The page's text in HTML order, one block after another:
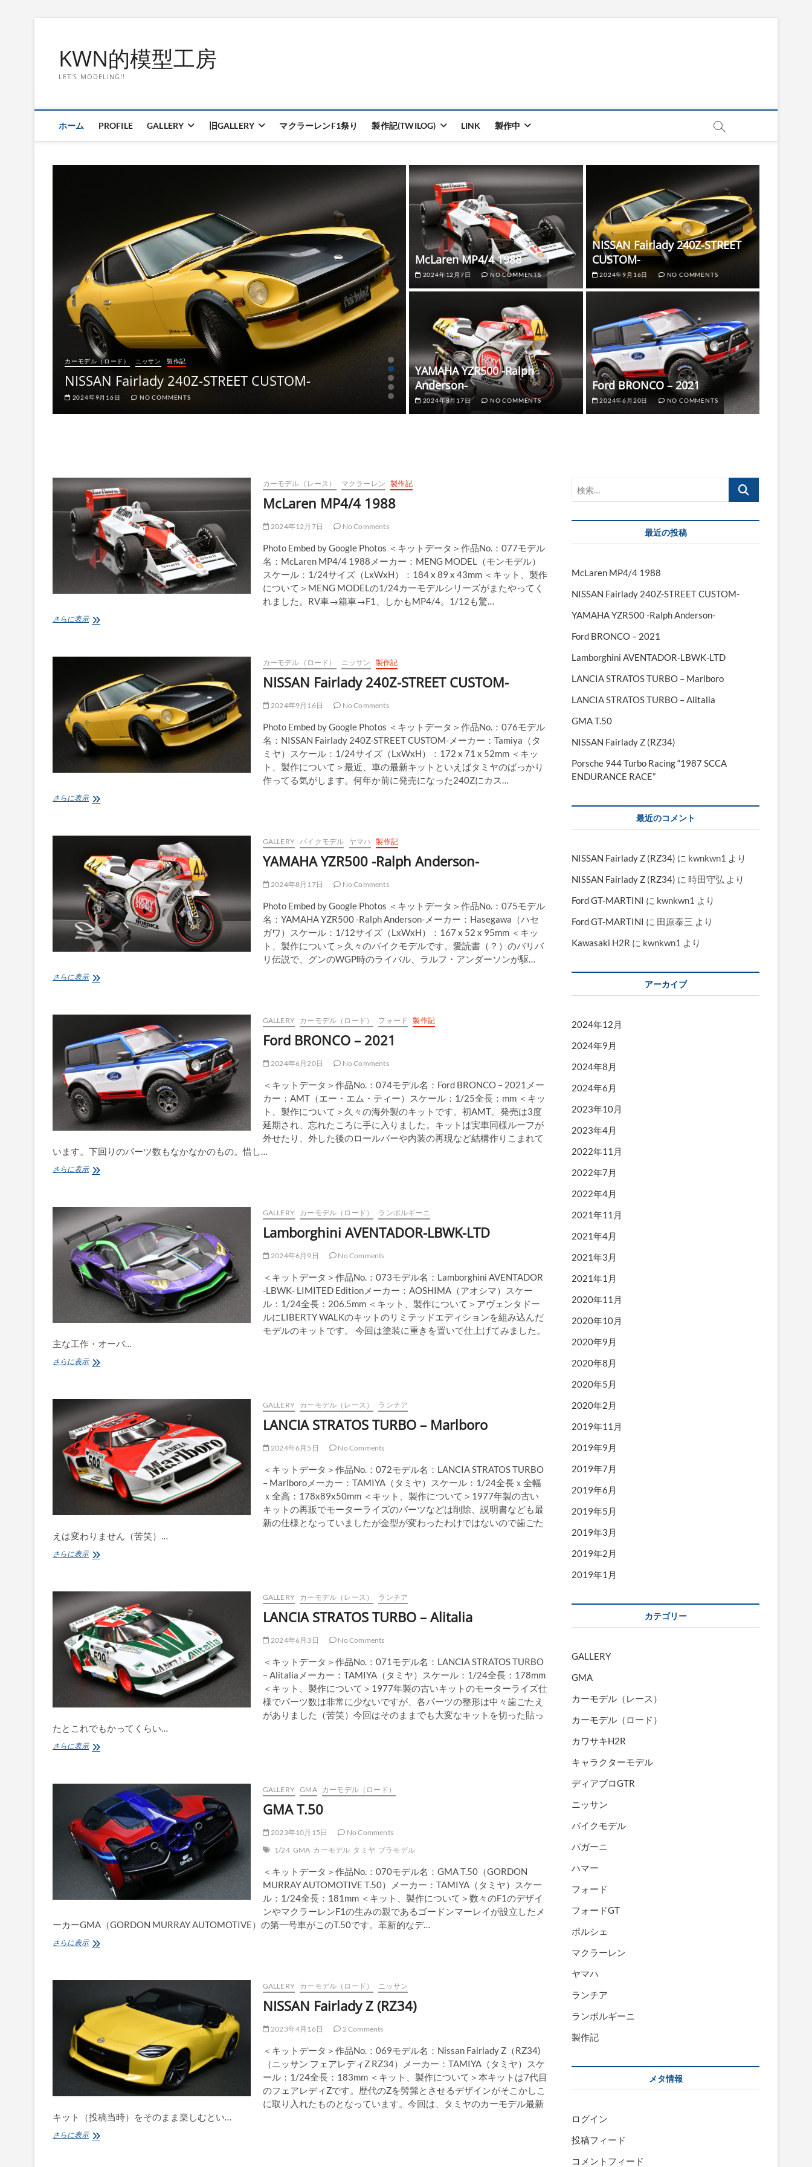
contentKWN的模型工房
LET'S MODELING!!
ホーム PROFILE GALLERY 旧GALLERY マクラーレンF1祭り 製作記(TWILOG) LINK 製作中
カーモデル（ロード） ニッサン 製作記
NISSAN Fairlady 240Z-STREET CUSTOM-
2024年9月16日 NO COMMENTS
GALLERY バイクモデル ヤマハ 製作記
YAMAHA YZR500 -Ralph Anderson-
2024年8月17日 NO COMMENTS
McLaren MP4/4 1988
2024年12月7日 NO COMMENTS
NISSAN Fairlady 240Z-STREET
CUSTOM-
2024年9月16日 NO COMMENTS
YAMAHA YZR500 -Ralph
Anderson-
2024年8月17日 NO COMMENTS
Ford BRONCO – 2021
2024年6月20日 NO COMMENTS
カーモデル（レース） マクラーレン 製作記
McLaren MP4/4 1988
2024年12月7日 No Comments
Photo Embed by Google Photos ＜キットデータ＞作品No.：077モデル
名：McLaren MP4/4 1988メーカー：MENG MODEL（モンモデル）
スケール：1/24サイズ（LxWxH）：184 x 89 x 43mm ＜キット、製作
について＞MENG MODELの1/24カーモデルシリーズがまたやってく
れました。RV車→箱車→F1、しかもMP4/4。1/12も驚…
さらに表示McLaren
カーモデル（ロード） ニッサン 製作記
NISSAN Fairlady 240Z-STREET CUSTOM-
2024年9月16日 No Comments
Photo Embed by Google Photos ＜キットデータ＞作品No.：076モデル
名：NISSAN Fairlady 240Z-STREET CUSTOM-メーカー：Tamiya（タ
ミヤ）スケール：1/24サイズ（LxWxH）：172 x 71 x 52mm ＜キッ
ト、製作について＞最近、車の最新キットといえばタミヤのばっかり
作ってる気がします。何年か前に発売になった240Zにカス…
さらに表示NISSAN
GALLERY バイクモデル ヤマハ 製作記
YAMAHA YZR500 -Ralph Anderson-
2024年8月17日 No Comments
Photo Embed by Google Photos ＜キットデータ＞作品No.：075モデル
名：YAMAHA YZR500 -Ralph Anderson-メーカー：Hasegawa（ハセ
ガワ）スケール：1/12サイズ（LxWxH）：167 x 52 x 95mm ＜キッ
ト、製作について＞久々のバイクモデルです。愛読書（？）のバリバ
リ伝説で、グンのWGP時のライバル、ラルフ・アンダーソンが駆…
さらに表示YAMAHA
GALLERY カーモデル（ロード） フォード 製作記
Ford BRONCO – 2021
2024年6月20日 No Comments
＜キットデータ＞作品No.：074モデル名：Ford BRONCO – 2021メー
カー：AMT（エー・エム・ティー）スケール：1/25全長：mm ＜キッ
ト、製作について＞久々の海外製のキットです。初AMT。発売は3度
延期され、忘れたころに手に入りました。キットは実車同様ルーフが
外せたり、外した後のロールバーや内装の再現など結構作りこまれて
います。下回りのパーツ数もなかなかのもの。惜し…
さらに表示Ford
GALLERY
カーモデル（ロード） ランボルギーニ
Lamborghini AVENTADOR-LBWK-LTD
2024年6月9日 No Comments
＜キットデータ＞作品No.：073モデル名：Lamborghini AVENTADOR
-LBWK- LIMITED Editionメーカー：AOSHIMA（アオシマ）スケー
ル：1/24全長：206.5mm ＜キット、製作について＞アヴェンタドー
ルにLIBERTY WALKのキットのリミテッドエディションを組み込んだ
モデルのキットです。 今回は塗装に重きを置いて仕上げてみました。
主な工作・オーバ…
さらに表示Lamborghini
GALLERY
カーモデル（レース） ランチア
LANCIA STRATOS TURBO – Marlboro
2024年6月5日 No Comments
＜キットデータ＞作品No.：072モデル名：LANCIA STRATOS TURBO
– Marlboroメーカー：TAMIYA（タミヤ）スケール：1/24全長ｘ全幅
ｘ全高：178x89x50mm ＜キット、製作について＞1977年製の古い
キットの再販でモーターライズのパーツなどは削除、説明書なども最
新の仕様となっていましたが金型が変わったわけではないので歯ごた
えは変わりません（苦笑）…
さらに表示LANCIA
Marlboro
GALLERY カーモデル（レース） ランチア
LANCIA STRATOS TURBO – Alitalia
2024年6月3日 No Comments
＜キットデータ＞作品No.：071モデル名：LANCIA STRATOS TURBO
– Alitaliaメーカー：TAMIYA（タミヤ）スケール：1/24全長：178mm
＜キット、製作について＞1977年製の古いキットのモーターライズ仕
様でパーツ数は非常に少ないですが、各パーツの整形は中々歯ごたえ
がありました（苦笑）今回はそのままでも大変なキットを切った貼っ
たとこれでもかってくらい…
さらに表示LANCIA
GALLERY GMA カーモデル（ロード）
GMA T.50
2023年10月15日
No Comments
1/24 GMA カーモデル タミヤ プラモデル
＜キットデータ＞作品No.：070モデル名：GMA T.50（GORDON
MURRAY AUTOMOTIVE T.50）メーカー：TAMIYA（タミヤ）スケー
ル：1/24全長：181mm ＜キット、製作について＞数々のF1のデザイ
ンやマクラーレンF1の生みの親であるゴードンマーレイが設立したメ
ーカーGMA（GORDON MURRAY AUTOMOTIVE）の第一号車がこのT.50です。革新的なデ…
さらに表示GMA
GALLERY カーモデル（ロード） ニッサン
NISSAN Fairlady Z (RZ34)
2023年4月16日 2 Comments
＜キットデータ＞作品No.：069モデル名：Nissan Fairlady Z（RZ34)
（ニッサン フェアレディZ RZ34）メーカー：TAMIYA（タミヤ）スケ
ール：1/24全長：183mm ＜キット、製作について＞本キットは7代目
のフェアレディZです。歴代のZを髣髴とさせるデザインがそこかしこ
に取り入れたものとなっています。今回は、タミヤのカーモデル最新
キット（投稿当時）をそのまま楽しむとい…
さらに表示NISSAN
最近の投稿
McLaren MP4/4 1988
NISSAN Fairlady 240Z-STREET CUSTOM-
YAMAHA YZR500 -Ralph Anderson-
Ford BRONCO – 2021
Lamborghini AVENTADOR-LBWK-LTD
LANCIA STRATOS TURBO – Marlboro
LANCIA STRATOS TURBO – Alitalia
GMA T.50
NISSAN Fairlady Z (RZ34)
Porsche 944 Turbo Racing “1987 SCCA
ENDURANCE RACE”
最近のコメント
NISSAN Fairlady Z (RZ34) に kwnkwn1 より
NISSAN Fairlady Z (RZ34) に 時田守弘 より
Ford GT-MARTINI に kwnkwn1 より
Ford GT-MARTINI に 田原泰三 より
Kawasaki H2R に kwnkwn1 より
アーカイブ
2024年12月
2024年9月
2024年8月
2024年6月
2023年10月
2023年4月
2022年11月
2022年7月
2022年4月
2021年11月
2021年4月
2021年3月
2021年1月
2020年11月
2020年10月
2020年9月
2020年8月
2020年5月
2020年2月
2019年11月
2019年9月
2019年7月
2019年6月
2019年5月
2019年3月
2019年2月
2019年1月
カテゴリー
GALLERY
GMA
カーモデル（レース）
カーモデル（ロード）
カワサキH2R
キャラクターモデル
ディアブロGTR
ニッサン
バイクモデル
パガーニ
ハマー
フォード
フォードGT
ポルシェ
マクラーレン
ヤマハ
ランチア
ランボルギーニ
製作記
メタ情報
ログイン
投稿フィード
コメントフィード